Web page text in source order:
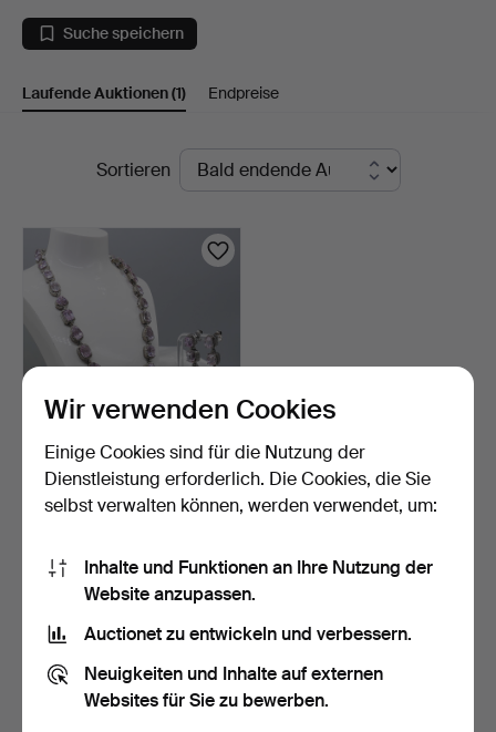
Sets
bei
Auctioneers
Suche speichern
Laufende Auktionen(1) Endpreise
LaufendeSortieren
KUNZIT & DIAMANT
passendes Collier & Ohrri…
9 Tage
6.071 USD
Sie können auch inBeendete Auktionen aus unserem
suchen.
Wir verwenden Cookies
Einige Cookies sind für die Nutzung der
Dienstleistung erforderlich. Die Cookies, die Sie
selbst verwalten können, werden verwendet, um:
Inhalte und Funktionen an Ihre Nutzung der
Website anzupassen.
Auctionet zu entwickeln und verbessern.
Neuigkeiten und Inhalte auf externen
Websites für Sie zu bewerben.